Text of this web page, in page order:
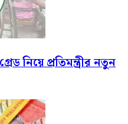
নিয়ে প্রতিমন্ত্রীর নতুন